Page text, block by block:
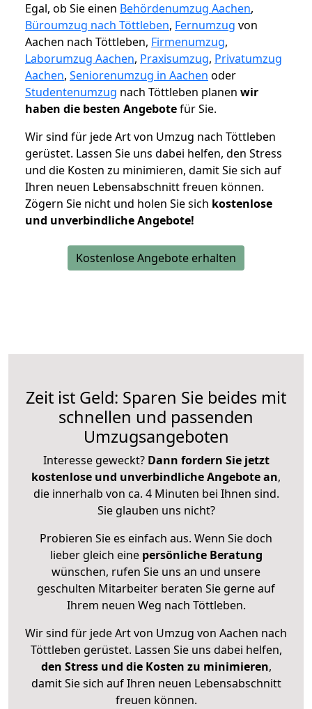
Egal, ob Sie einen Behördenumzug Aachen,
Büroumzug nach Töttleben, Fernumzug von
Aachen nach Töttleben, Firmenumzug,
Laborumzug Aachen, Praxisumzug, Privatumzug
Aachen, Seniorenumzug in Aachen oder
Studentenumzug nach Töttleben planen wir
haben die besten Angebotefür Sie.
Wir sind für jede Art von Umzug nach Töttleben
gerüstet. Lassen Sie uns dabei helfen, den Stress
und die Kosten zu minimieren, damit Sie sich auf
Ihren neuen Lebensabschnitt freuen können.
Zögern Sie nicht und holen Sie sich kostenlose
und unverbindliche Angebote!
Kostenlose Angebote erhalten
Zeit ist Geld: Sparen Sie beides mit
schnellen und passenden
Umzugsangeboten
Interesse geweckt? Dann fordern Sie jetzt
kostenlose und unverbindliche Angebote an,
die innerhalb von ca. 4 Minuten bei Ihnen sind.
Sie glauben uns nicht?
Probieren Sie es einfach aus. Wenn Sie doch
lieber gleich eine persönliche Beratung
wünschen, rufen Sie uns an und unsere
geschulten Mitarbeiter beraten Sie gerne auf
Ihrem neuen Weg nach Töttleben.
Wir sind für jede Art von Umzug von Aachen nach
Töttleben gerüstet. Lassen Sie uns dabei helfen,
den Stress und die Kosten zu minimieren,
damit Sie sich auf Ihren neuen Lebensabschnitt
freuen können.